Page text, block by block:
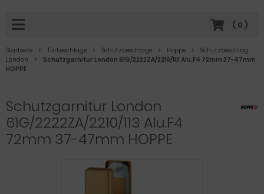
( 0 )
Startseite Türbeschläge Schutzbeschläge Hoppe
Schutzbeschlag
London
Schutzgarnitur London 61G/2222ZA/2210/113 Alu.F4 72mm 37-47mm
HOPPE
Schutzgarnitur London
61G/2222ZA/2210/113 Alu.F4
72mm 37-47mm HOPPE